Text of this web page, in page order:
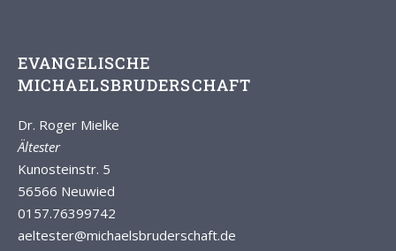
EVANGELISCHE
MICHAELSBRUDERSCHAFT
Dr. Roger Mielke
Ältester
Kunosteinstr. 5
56566 Neuwied
0157.76399742
aeltester@michaelsbruderschaft.de